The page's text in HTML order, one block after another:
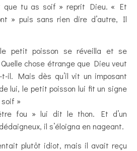
que tu as soif » reprit Dieu. « Et
» puis sans rien dire d’autre, Il
petit poisson se réveilla et se
chose étrange que Dieu veut
il. Mais dès qu’il vit un imposant
lui, le petit poisson lui fit un signe
soif »
fou » lui dit le thon. Et d’un
il s’éloigna en nageant.
plutôt idiot, mais il avait reçu